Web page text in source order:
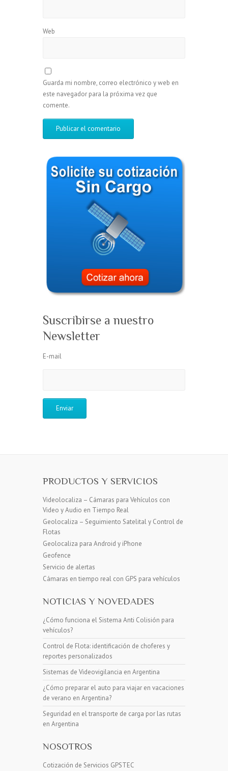
Web
Guarda mi nombre, correo electrónico y web en
este navegador para la próxima vez que
comente.
Suscribirse a nuestro
Newsletter
E-mail
PRODUCTOS Y SERVICIOS
Videolocaliza – Cámaras para Vehículos con
Video y Audio en Tiempo Real
Geolocaliza – Seguimiento Satelital y Control de
Flotas
Geolocaliza para Android y iPhone
Geofence
Servicio de alertas
Cámaras en tiempo real con GPS para vehículos
NOTICIAS Y NOVEDADES
¿Cómo funciona el Sistema Anti Colisión para
vehículos?
Control de Flota: identificación de choferes y
reportes personalizados
Sistemas de Videovigilancia en Argentina
¿Cómo preparar el auto para viajar en vacaciones
de verano en Argentina?
Seguridad en el transporte de carga por las rutas
en Argentina
NOSOTROS
Cotización de Servicios GPSTEC